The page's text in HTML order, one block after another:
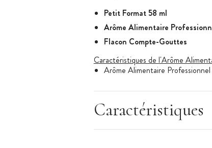
Petit Format 58 ml
Arôme Alimentaire
Flacon Compte-Gouttes
Caractéristiques de l'Arôme
Arôme Alimentaire Professionnel
Arôme Hydrosoluble
Allergène : noisette
Caractéristiques